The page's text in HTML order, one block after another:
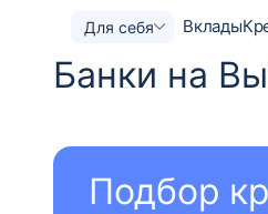
Для себя Вклады
Банки на
Подбор